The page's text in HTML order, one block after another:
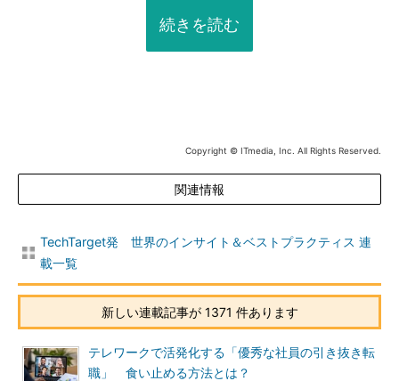
続きを読む
Copyright © ITmedia, Inc. All Rights Reserved.
関連情報
TechTarget発 世界のインサイト＆ベストプラクティス 連
載一覧
新しい連載記事が 1371 件あります
テレワークで活発化する「優秀な社員の引き抜き転
職」 食い止める方法とは？